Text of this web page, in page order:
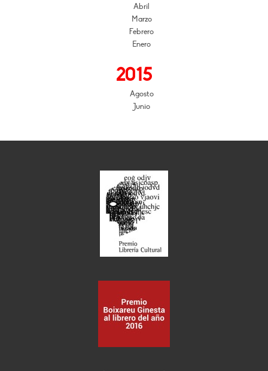
Abril
Marzo
Febrero
Enero
2015
Agosto
Junio